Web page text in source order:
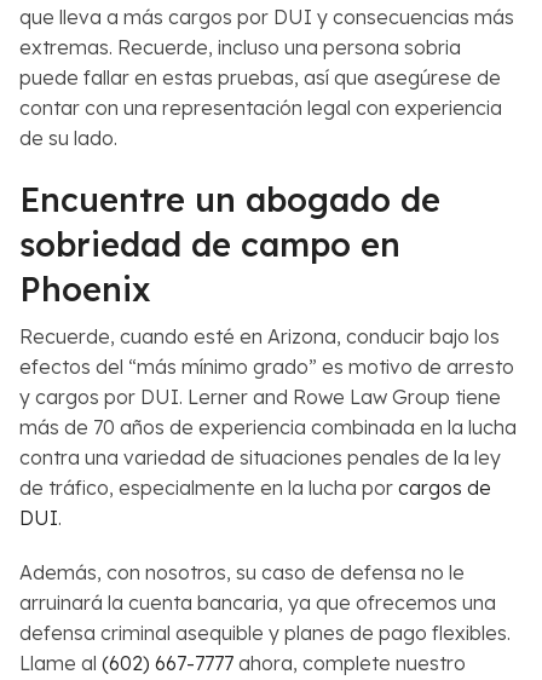
que lleva a más cargos por DUI y consecuencias más
extremas. Recuerde, incluso una persona sobria
puede fallar en estas pruebas, así que asegúrese de
contar con una representación legal con experiencia
de su lado.
Encuentre un abogado de
sobriedad de campo en
Phoenix
Recuerde, cuando esté en Arizona, conducir bajo los
efectos del “más mínimo grado” es motivo de arresto
y cargos por DUI. Lerner and Rowe Law Group tiene
más de 70 años de experiencia combinada en la lucha
contra una variedad de situaciones penales de la ley
de tráfico, especialmente en la lucha por cargos de
DUI.
Además, con nosotros, su caso de defensa no le
arruinará la cuenta bancaria, ya que ofrecemos una
defensa criminal asequible y planes de pago flexibles.
Llame al (602) 667-7777 ahora, complete nuestro